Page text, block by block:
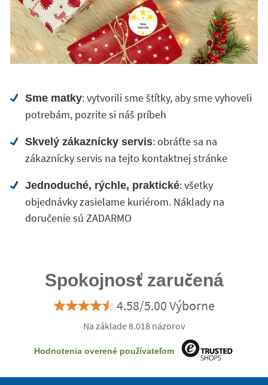
Sme matky: vytvorili sme štítky, aby sme vyhoveli
potrebám, pozrite si náš príbeh
Skvelý zákaznícky servis: obráťte sa na
zákaznícky servis na tejto kontaktnej stránke
Jednoduché, rýchle, praktické: všetky
objednávky zasielame kuriérom. Náklady na
doručenie sú ZADARMO
Spokojnosť zaručená
4.58/5.00 Výborne
Na základe 8.018 názorov
Hodnotenia overené používateľom